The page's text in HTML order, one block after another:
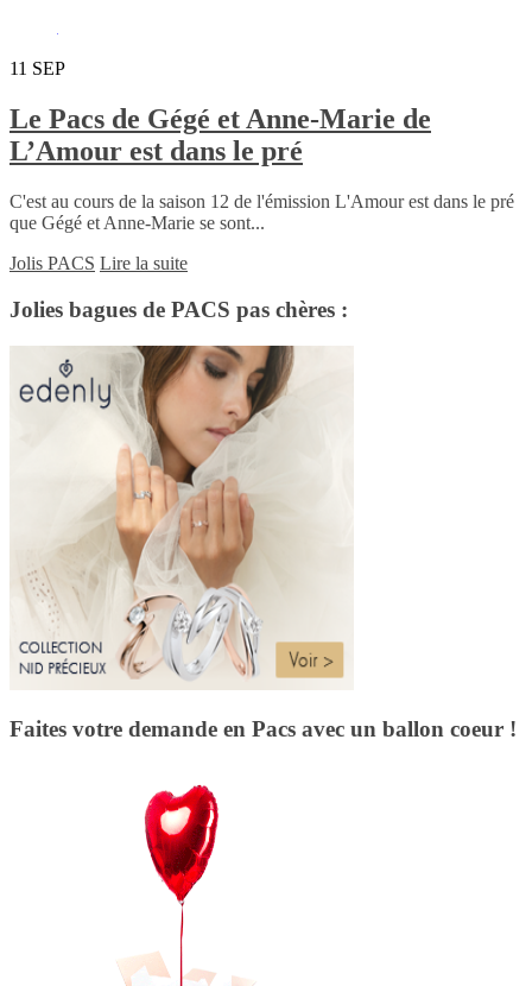
11 SEP
Le Pacs de Gégé et Anne-Marie de
L’Amour est dans le pré
C'est au cours de la saison 12 de l'émission L'Amour est dans le pré
que Gégé et Anne-Marie se sont...
Jolis PACS Lire la suite
Jolies bagues de PACS pas chères :
Faites votre demande en Pacs avec un ballon coeur !